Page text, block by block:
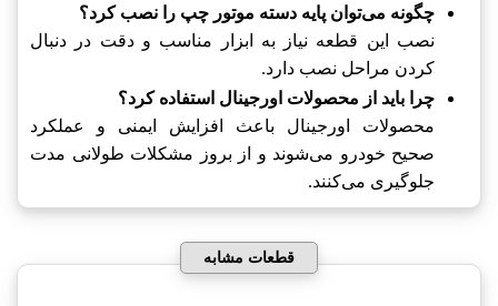
چگونه می‌توان پایه دسته موتور چپ را نصب کرد؟
نصب این قطعه نیاز به ابزار مناسب و دقت در دنبال
کردن مراحل نصب دارد.
چرا باید از محصولات اورجینال استفاده کرد؟
محصولات اورجینال باعث افزایش ایمنی و عملکرد
صحیح خودرو می‌شوند و از بروز مشکلات طولانی مدت
جلوگیری می‌کنند.
قطعات مشابه